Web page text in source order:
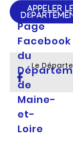
APPELER
Le
Page
Facebook
du
de
Maine-
et-
Loire